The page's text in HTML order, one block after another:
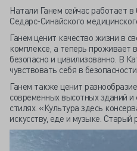
Натали Ганем сейчас работает
Седарс-Синайского
Ганем ценит качество жизни в
комплексе, а теперь проживает
безопасно и цивилизованно. В
чувствовать себя в
Ганем также ценит
современных высотных зданий и
стилях. «Культура здесь
искусству, еде и музыке. Старый